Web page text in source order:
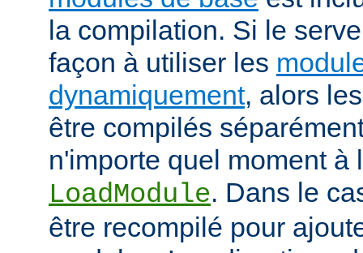
la compilation. Si le
façon à utiliser les
dynamiquement, alors
être compilés
n'importe quel moment à
LoadModule. Dans le
être recompilé pour